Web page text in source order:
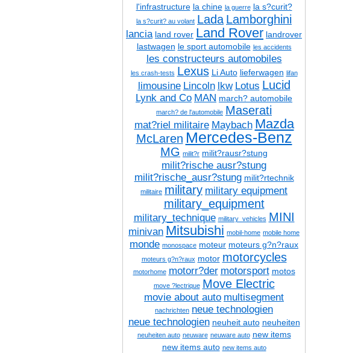
l'infrastructure la chine la guerre la s?curit?
la s?curit? au volant Lada Lamborghini
lancia land rover Land Rover landrover
lastwagen le sport automobile les accidents
les constructeurs automobiles
les crash-tests Lexus Li Auto lieferwagen lifan
limousine Lincoln lkw Lotus Lucid
Lynk and Co MAN march? automobile
march? de l'automobile Maserati
mat?riel militaire Maybach Mazda
McLaren Mercedes-Benz
MG milit?r milit?rausr?stung
milit?rische ausr?stung
milit?rische_ausr?stung milit?rtechnik
militaire military military equipment
military_equipment
military_technique military_vehicles MINI
minivan Mitsubishi mobil-home mobile home
monde monospace moteur moteurs g?n?raux
moteurs g?n?raux motor motorcycles
motorhome motorr?der motorsport motos
move ?lectrique Move Electric
movie about auto multisegment
nachrichten neue technologien
neue technologien neuheit auto neuheiten
neuheiten auto neuware neuware auto new items
new items auto new items auto